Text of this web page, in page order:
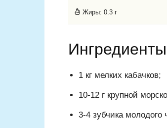
Жиры: 0.3 г
Ингредиенты
1 кг мелких кабачков;
10-12 г крупной
3-4 зубчика молодого